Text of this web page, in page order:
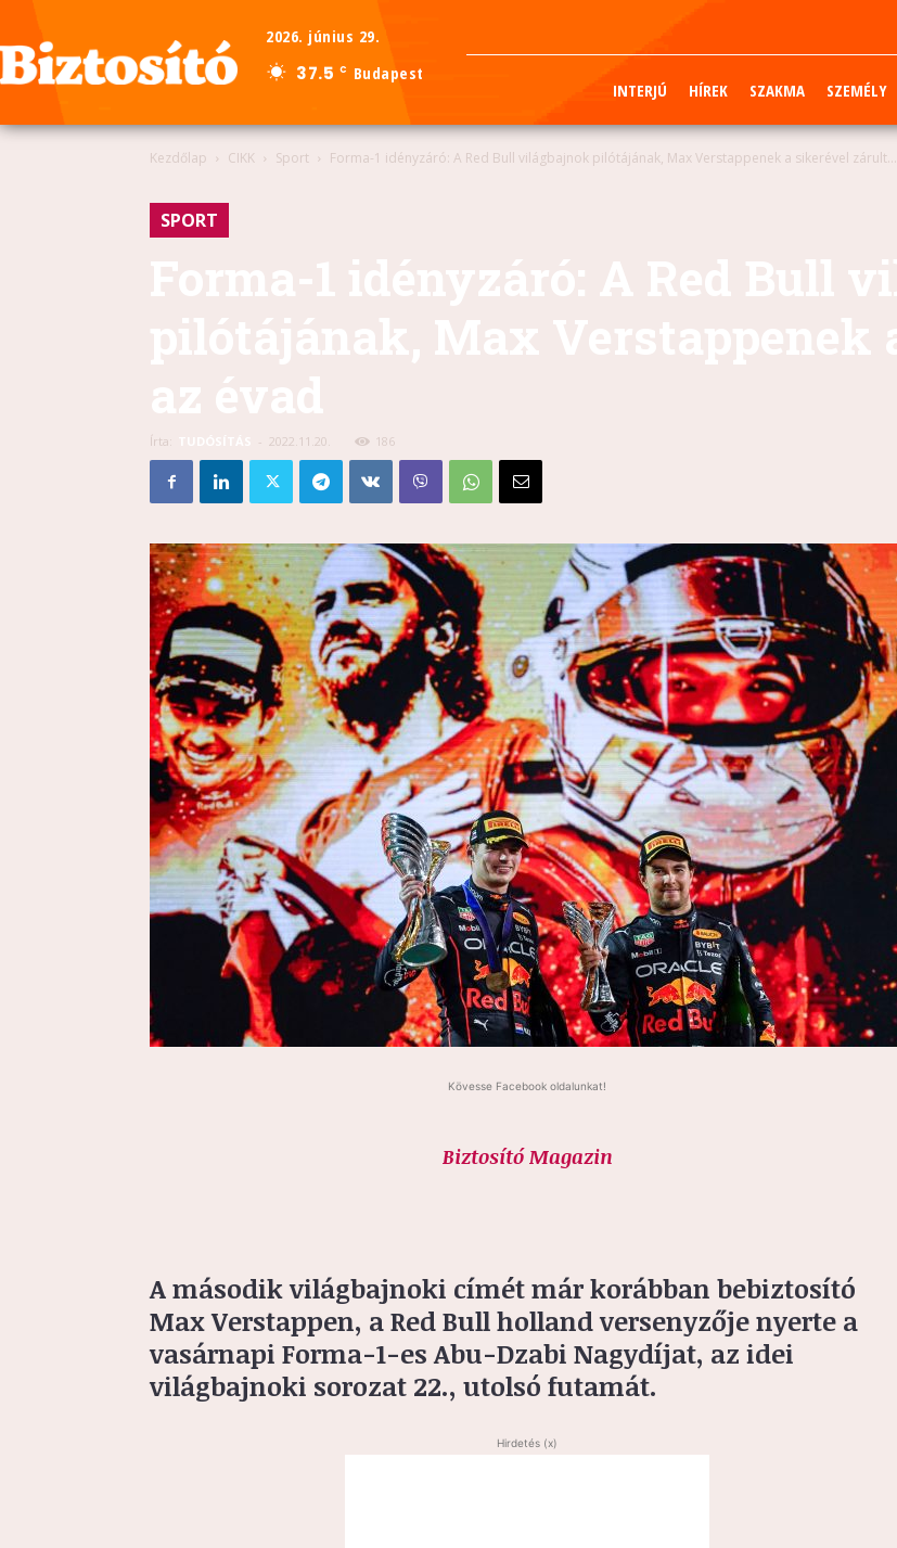
2026. június 29.
37.5 C Budapest
INTERJÚ HÍREK SZAKMA SZEMÉLY
Kezdőlap CIKK Sport Forma-1 idényzáró: A Red Bull világbajnok pilótájának, Max Verstappenek a sikerével zárult...
SPORT
Írta: - 2022.11.20. 186
Kövesse Facebook oldalunkat!
Biztosító Magazin
A második világbajnoki címét már korábban bebiztosító
Max Verstappen, a Red Bull holland versenyzője nyerte a
vasárnapi Forma-1-es Abu-Dzabi Nagydíjat, az idei
világbajnoki sorozat 22., utolsó futamát.
Hirdetés (x)